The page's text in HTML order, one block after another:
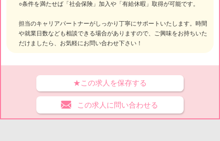
○条件を満たせば「社会保険」加入や「有給休暇」取得が可能です。
担当のキャリアパートナーがしっかり丁寧にサポートいたします。時間
や就業日数なども相談できる場合がありますので、ご興味をお持ちいた
だけましたら、お気軽にお問い合わせ下さい！
★この求人を保存する
この求人に問い合わせる